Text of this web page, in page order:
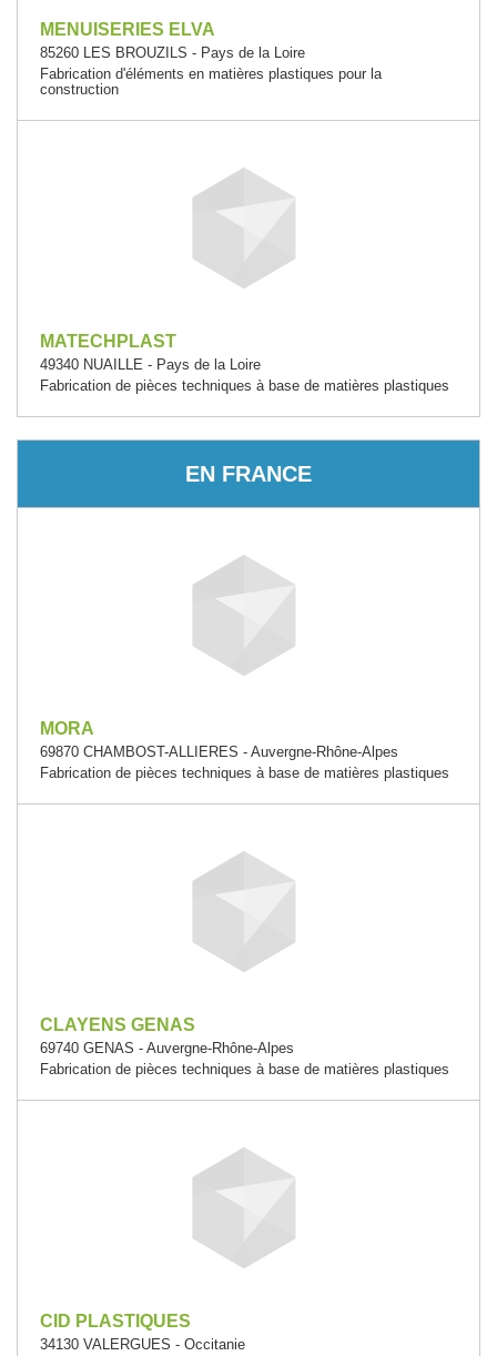
MENUISERIES ELVA
85260 LES BROUZILS - Pays de la Loire
Fabrication d'éléments en matières plastiques pour la
construction
MATECHPLAST
49340 NUAILLE - Pays de la Loire
Fabrication de pièces techniques à base de matières plastiques
EN FRANCE
MORA
69870 CHAMBOST-ALLIERES - Auvergne-Rhône-Alpes
Fabrication de pièces techniques à base de matières plastiques
CLAYENS GENAS
69740 GENAS - Auvergne-Rhône-Alpes
Fabrication de pièces techniques à base de matières plastiques
CID PLASTIQUES
34130 VALERGUES - Occitanie